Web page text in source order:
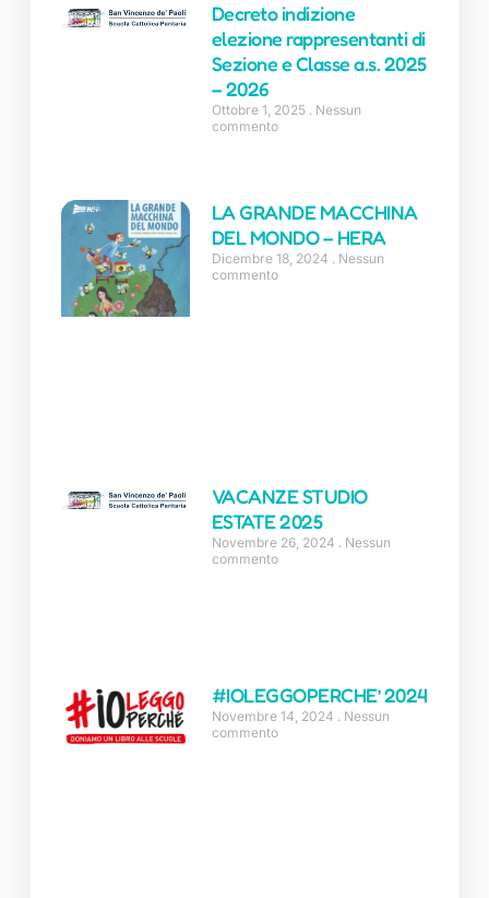
Decreto indizione
elezione rappresentanti di
Sezione e Classe a.s. 2025
– 2026
Ottobre 1, 2025 Nessun
commento
LA GRANDE MACCHINA
DEL MONDO – HERA
Dicembre 18, 2024 Nessun
commento
VACANZE STUDIO
ESTATE 2025
Novembre 26, 2024
Nessun
commento
#IOLEGGOPERCHE’ 2024
Novembre 14, 2024
Nessun
commento